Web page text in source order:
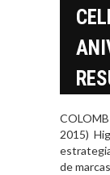
2015)
de